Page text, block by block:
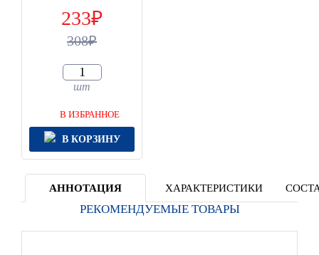
233
308
шт
В ИЗБРАННОЕ
В КОРЗИНУ
АННОТАЦИЯ ХАРАКТЕРИСТИКИ
РЕКОМЕНДУЕМЫЕ ТОВАРЫ